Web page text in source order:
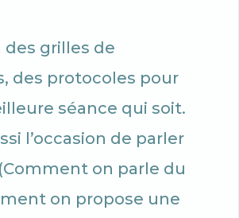
des grilles de
des protocoles pour
séance qui soit.
l’occasion de parler
on parle du
on propose une